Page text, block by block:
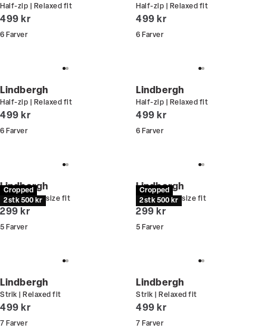
Half-zip | Relaxed fit
I alt (inkl. rabat)
499 kr
6 Farver
Half-zip | Relaxed fit
I alt (inkl. rabat)
499 kr
6 Farver
Lindbergh
Half-zip | Relaxed fit
I alt (inkl. rabat)
499 kr
6 Farver
Lindbergh
Half-zip | Relaxed fit
I alt (inkl. rabat)
499 kr
6 Farver
Cropped
2 stk 500 kr
Lindbergh
T-shirt | Oversize fit
I alt (inkl. rabat)
299 kr
5 Farver
Cropped
2 stk 500 kr
Lindbergh
T-shirt | Oversize fit
I alt (inkl. rabat)
299 kr
5 Farver
Lindbergh
Strik | Relaxed fit
I alt (inkl. rabat)
499 kr
7 Farver
Lindbergh
Strik | Relaxed fit
I alt (inkl. rabat)
499 kr
7 Farver